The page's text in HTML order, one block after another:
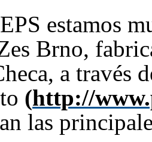
estamos
Brno,
a través
(http://
las